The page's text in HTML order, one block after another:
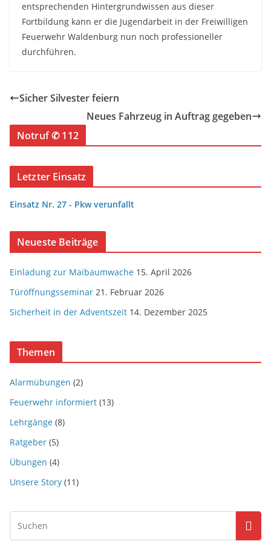
entsprechenden Hintergrundwissen aus dieser
Fortbildung kann er die Jugendarbeit in der Freiwilligen
Feuerwehr Waldenburg nun noch professioneller
durchführen.
Sicher Silvester feiern
Neues Fahrzeug in Auftrag gegeben
Notruf ✆ 112
Letzter Einsatz
Einsatz Nr. 27 - Pkw verunfallt
Neueste Beiträge
Einladung zur Maibaumwache 15. April 2026
Türöffnungsseminar 21. Februar 2026
Sicherheit in der Adventszeit 14. Dezember 2025
Themen
Alarmübungen (2)
Feuerwehr informiert (13)
Lehrgänge (8)
Ratgeber (5)
Übungen (4)
Unsere Story (11)